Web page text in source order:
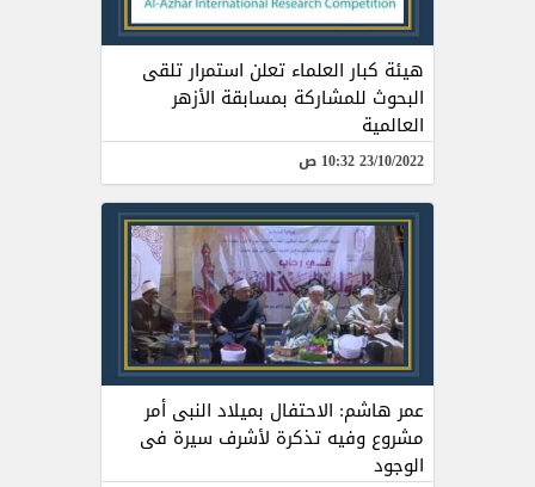
هيئة كبار العلماء تعلن استمرار تلقى
البحوث للمشاركة بمسابقة الأزهر
العالمية
23/10/2022 10:32 ص
عمر هاشم: الاحتفال بميلاد النبى أمر
مشروع وفيه تذكرة لأشرف سيرة فى
الوجود